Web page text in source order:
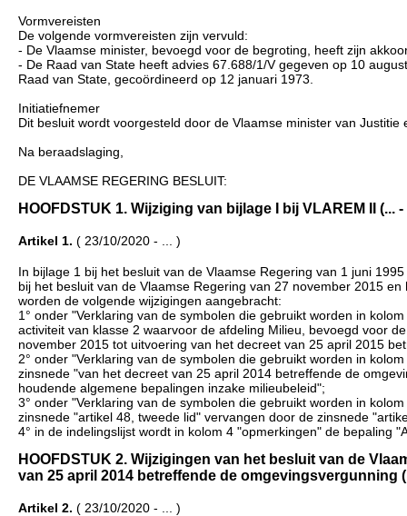
Vormvereisten
De volgende vormvereisten zijn vervuld:
- De Vlaamse minister, bevoegd voor de begroting, heeft zijn
- De Raad van State heeft advies 67.688/1/V gegeven op 10
Raad van State, gecoördineerd op 12 januari 1973.
Initiatiefnemer
Dit besluit wordt voorgesteld door de Vlaamse minister van
Na beraadslaging,
DE VLAAMSE REGERING BESLUIT:
HOOFDSTUK 1. Wijziging van bijlage I bij VLAREM II (... -
Artikel 1. ( 23/10/2020 - ... )
In bijlage 1 bij het besluit van de Vlaamse Regering van 1 juni
bij het besluit van de Vlaamse Regering van 27 november 2015
worden de volgende wijzigingen aangebracht:
1° onder "Verklaring van de symbolen die gebruikt worden in
activiteit van klasse 2 waarvoor de afdeling Milieu, bevoegd voor
november 2015 tot uitvoering van het decreet van 25 april 2015
2° onder "Verklaring van de symbolen die gebruikt worden in
zinsnede "van het decreet van 25 april 2014 betreffende de
houdende algemene bepalingen inzake milieubeleid";
3° onder "Verklaring van de symbolen die gebruikt worden in
zinsnede "artikel 48, tweede lid" vervangen door de zinsnede
4° in de indelingslijst wordt in kolom 4 "opmerkingen" de bepaling
HOOFDSTUK 2. Wijzigingen van het besluit van de
van 25 april 2014 betreffende de omgevingsvergunning
Artikel 2. ( 23/10/2020 - ... )